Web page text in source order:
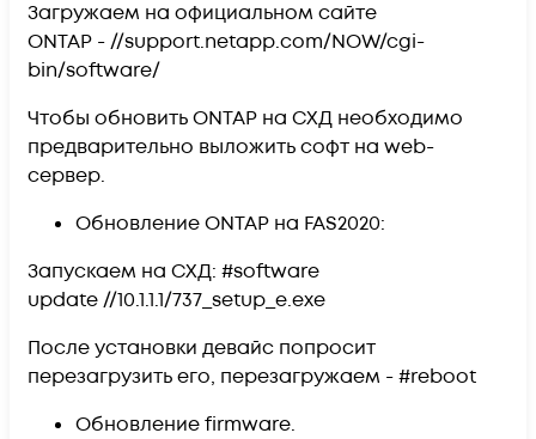
Загружаем на официальном сайте
ONTAP - //support.netapp.com/NOW/cgi-
bin/software/
Чтобы обновить ONTAP на СХД необходимо
предварительно выложить софт на web-
сервер.
Обновление ONTAP на FAS2020:
Запускаем на СХД: #software
update //10.1.1.1/737_setup_e.exe
После установки девайс попросит
перезагрузить его, перезагружаем - #reboot
Обновление firmware.